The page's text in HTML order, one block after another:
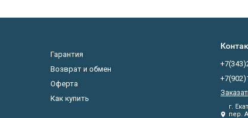
Гарантия
Возврат и обмен
Оферта
Как купить
г.
пер.